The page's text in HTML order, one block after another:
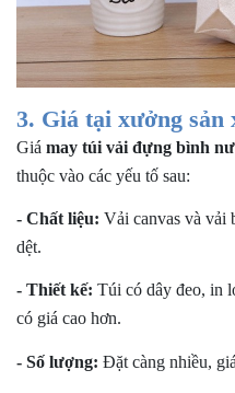
3. Giá tại xưởng sản
Giá may túi vải đựng bình
thuộc vào các yếu tố sau:
- Chất liệu: Vải canvas và vải
dệt.
- Thiết kế: Túi có dây đeo, in
có giá cao hơn.
- Số lượng: Đặt càng nhiều,